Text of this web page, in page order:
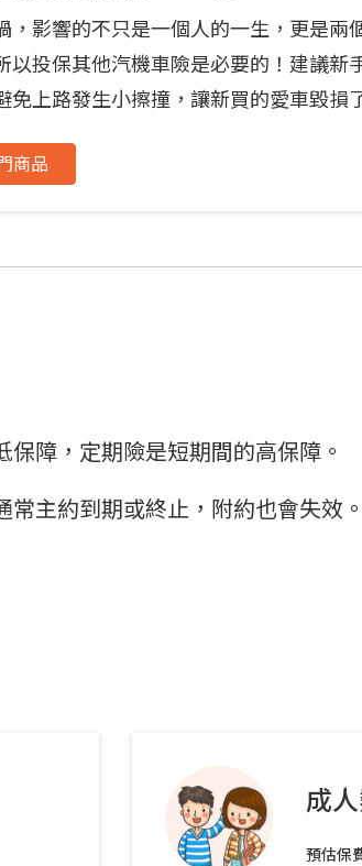
，影響的不只是一個人的一生，更是兩
以投保其他汽機車險是必要的！建議
免上路發生小擦撞，讓新買的愛車毀損
商品
障，定期險是短期間的高保障。
常主約到期或終止，附約也會失效
成
預估保